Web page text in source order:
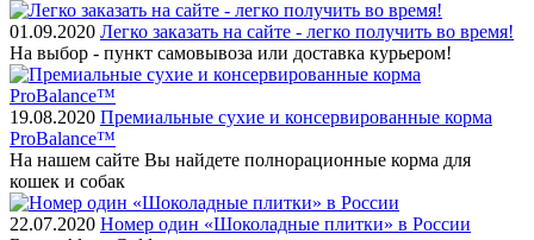
01.09.2020 Легко заказать на сайте - легко получить во время!
На выбор - пункт самовывоза или доставка курьером!
19.08.2020 Премиальные сухие и консервированные корма
ProBalance™
На нашем сайте Вы найдете полнорационные корма для
кошек и собак
22.07.2020 Номер один «Шоколадные плитки» в России